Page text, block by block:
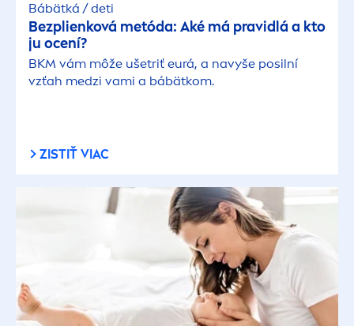
Bábätká / deti
Bezplienková metóda: Aké má pravidlá a kto
ju ocení?
BKM vám môže ušetriť eurá, a navyše posilní
vzťah medzi vami a bábätkom.
ZISTIŤ VIAC